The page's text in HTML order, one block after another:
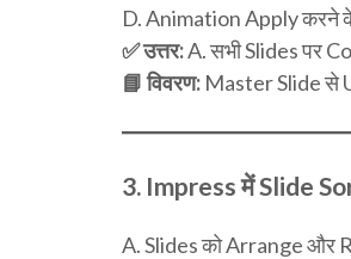
D. Animation Apply करने
✅ उत्तर:A. सभी Slides पर
📘 विवरण: Master Slide से
3. Impress में Slide
A. Slides को Arrange और